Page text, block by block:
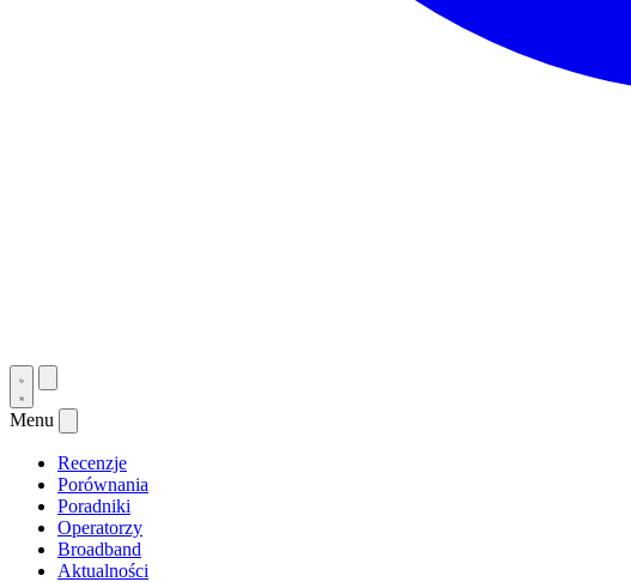
Menu
Recenzje
Porównania
Poradniki
Operatorzy
Broadband
Aktualności